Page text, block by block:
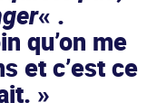
« .
qu’on me
et c’est ce